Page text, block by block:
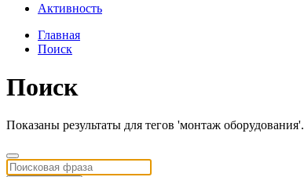
Активность
Главная
Поиск
Поиск
Показаны результаты для тегов 'монтаж оборудования'.